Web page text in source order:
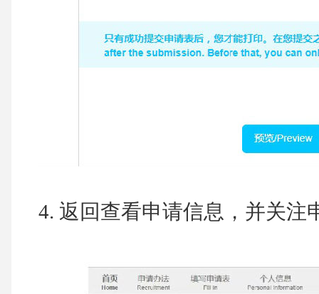
4. 返回查看申请信息，并关注